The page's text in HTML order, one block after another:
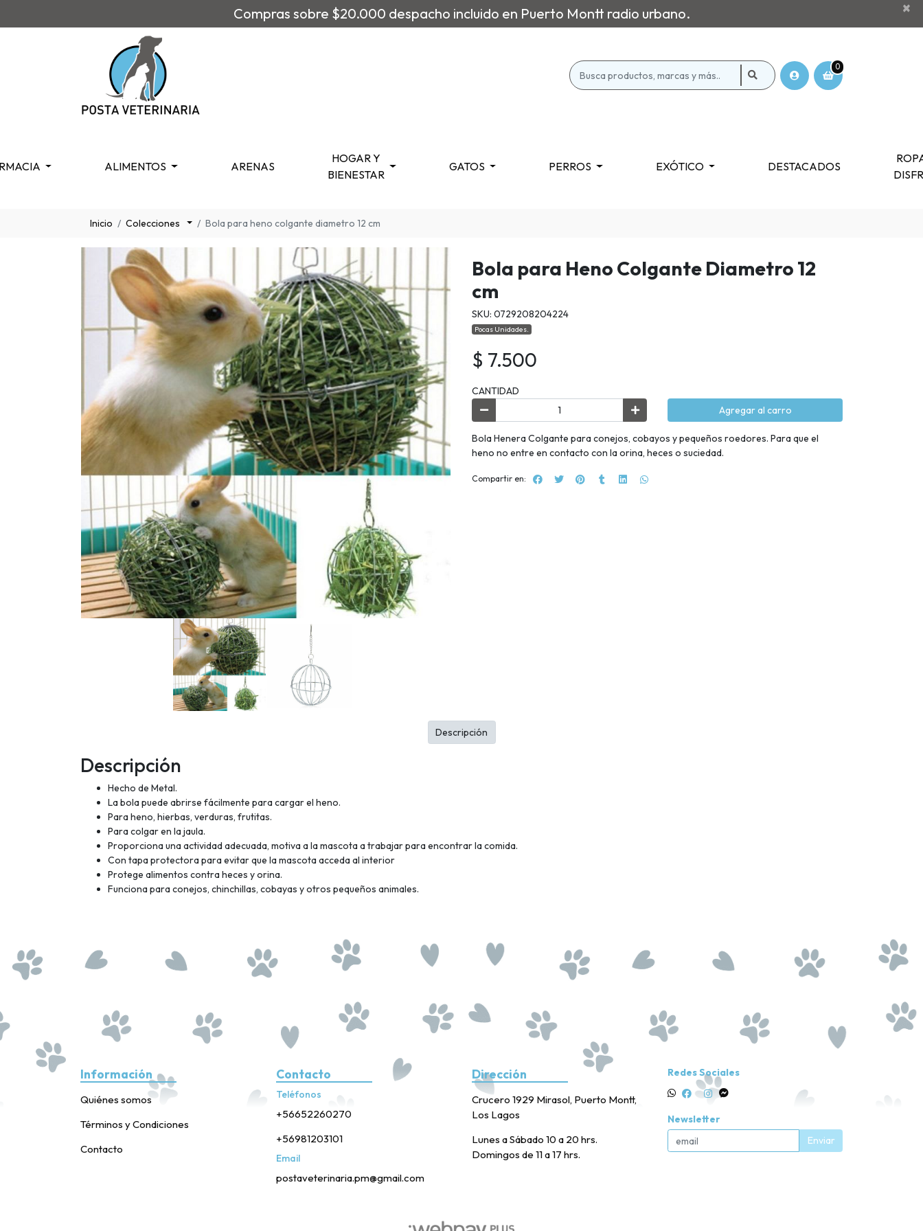
Compras sobre $20.000 despacho incluido en Puerto Montt radio urbano. ×
0
ALIMENTOS ARENAS
HOGAR Y
BIENESTAR
GATOS PERROS EXÓTICO DESTACADOS
Inicio Colecciones Bola para heno colgante diametro 12 cm
Bola para Heno Colgante Diametro 12
cm
SKU: 0729208204224
Pocas Unidades.
$ 7.500
CANTIDAD
Agregar al carro
Bola Henera Colgante para conejos, cobayos y pequeños roedores. Para que el
heno no entre en contacto con la orina, heces o suciedad.
Compartir en:
Descripción
Hecho de Metal.
La bola puede abrirse fácilmente para cargar el heno.
Para heno, hierbas, verduras, frutitas.
Para colgar en la jaula.
Proporciona una actividad adecuada, motiva a la mascota a trabajar para encontrar la comida.
Con tapa protectora para evitar que la mascota acceda al interior
Protege alimentos contra heces y orina.
Funciona para conejos, chinchillas, cobayas y otros pequeños animales.
Descripción
Información
Quiénes somos
Términos y Condiciones
Contacto
Contacto
Teléfonos
+56652260270
+56981203101
Email
postaveterinaria.pm@gmail.com
Dirección
Crucero 1929 Mirasol, Puerto Montt,
Los Lagos
Lunes a Sábado 10 a 20 hrs.
Domingos de 11 a 17 hrs.
Redes Sociales
Newsletter
Enviar